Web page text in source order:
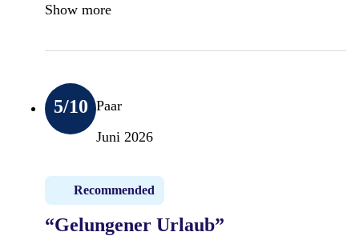
Show more
5/10 Paar
Juni 2026
Recommended
“Gelungener Urlaub”